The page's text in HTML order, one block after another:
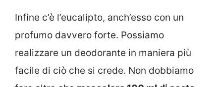
Infine c’è l’eucalipto, anch’esso con un
profumo davvero forte. Possiamo
realizzare un deodorante in maniera più
facile di ciò che si crede. Non dobbiamo